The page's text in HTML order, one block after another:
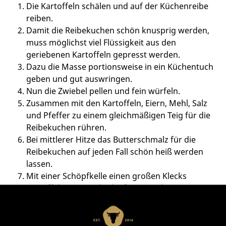
Die Kartoffeln schälen und auf der Küchenreibe
reiben.
Damit die Reibekuchen schön knusprig werden,
muss möglichst viel Flüssigkeit aus den
geriebenen Kartoffeln gepresst werden.
Dazu die Masse portionsweise in ein Küchentuch
geben und gut auswringen.
Nun die Zwiebel pellen und fein würfeln.
Zusammen mit den Kartoffeln, Eiern, Mehl, Salz
und Pfeffer zu einem gleichmäßigen Teig für die
Reibekuchen rühren.
Bei mittlerer Hitze das Butterschmalz für die
Reibekuchen auf jeden Fall schön heiß werden
lassen.
Mit einer Schöpfkelle einen großen Klecks
Kartoffelmasse in das heiße Fett geben.